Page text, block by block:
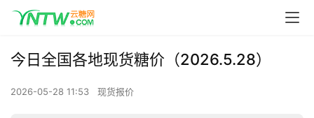
今日全国各地现货糖价（2026.5.28）
2026-05-28 11:53 现货报价